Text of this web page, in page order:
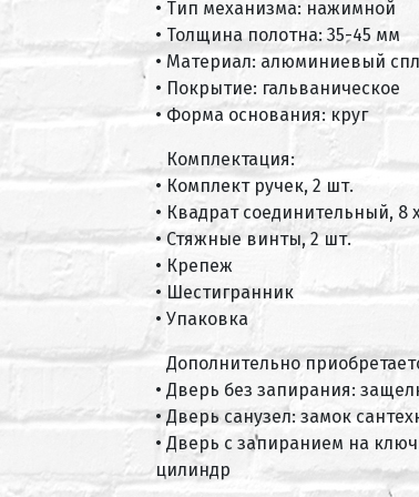
• Тип механизма: нажимной
• Толщина полотна: 35-45 мм
• Материал: алюминиевый
• Покрытие: гальваническое
• Форма основания: круг
Комплектация:
• Комплект ручек, 2 шт.
• Квадрат соединительный, 8
• Стяжные винты, 2 шт.
• Крепеж
• Шестигранник
• Упаковка
Дополнительно
• Дверь без запирания:
• Дверь санузел: замок
• Дверь с запиранием на
цилиндр